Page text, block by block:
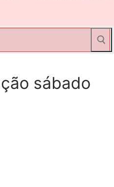
sábado